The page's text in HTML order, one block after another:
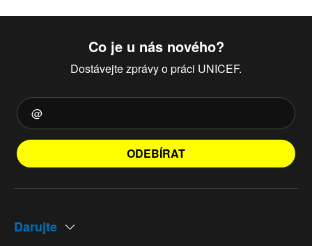
Co je u nás nového?
Dostávejte zprávy o práci UNICEF.
ODEBÍRAT
Darujte